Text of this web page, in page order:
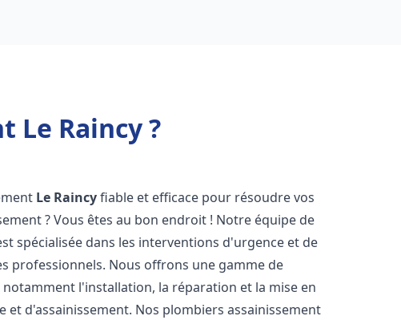
Le Raincy ?
Le Raincyfiable et efficace pour résoudre vos
? Vous êtes au bon endroit ! Notre équipe de
spécialisée dans les interventions d'urgence et de
professionnels. Nous offrons une gamme de
l'installation, la réparation et la mise en
d'assainissement. Nos plombiers assainissement